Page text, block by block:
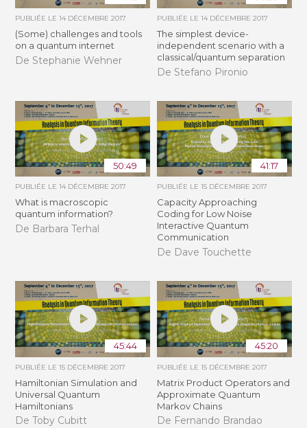
PUBLIÉE LE14 DÉCEMBRE 2017
(Some) challenges and tools
on a quantum internet
De Stephanie Wehner
PUBLIÉE LE 14 DÉCEMBRE 2017
The simplest device-
independent scenario with a
classical/quantum separation
De Stefano Pironio
50:49
PUBLIÉE LE14 DÉCEMBRE 2017
What is macroscopic
quantum information?
De Barbara Terhal
41:17
PUBLIÉE LE 15 DÉCEMBRE 2017
Capacity Approaching
Coding for Low Noise
Interactive Quantum
Communication
De Dave Touchette
45:44
PUBLIÉE LE15 DÉCEMBRE 2017
Hamiltonian Simulation and
Universal Quantum
Hamiltonians
De Toby Cubitt
45:20
PUBLIÉE LE 15 DÉCEMBRE 2017
Matrix Product Operators and
Approximate Quantum
Markov Chains
De Fernando Brandao